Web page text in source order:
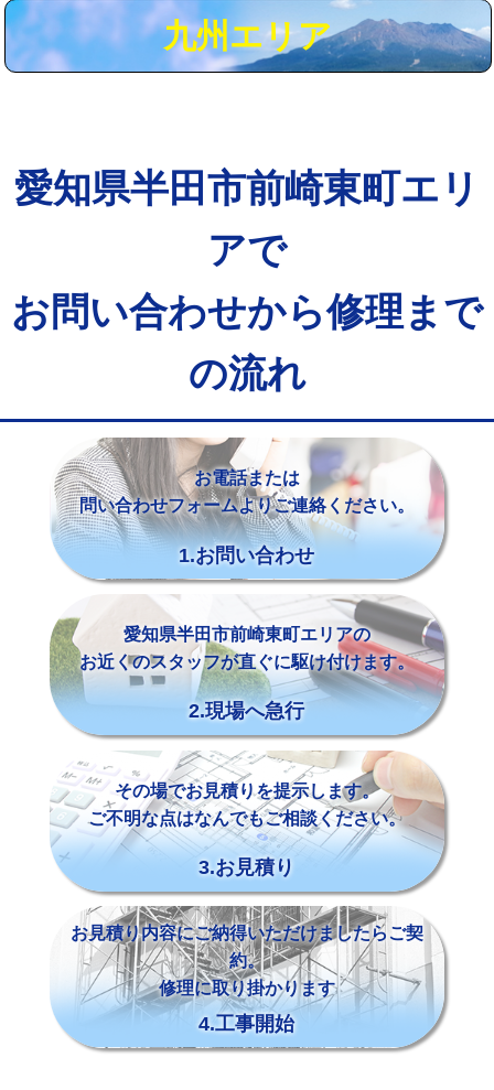
九州エリア
愛知県半田市前崎東町エリ
アで
お問い合わせから修理まで
の流れ
お電話または
問い合わせフォームよりご連絡ください。
1.お問い合わせ
愛知県半田市前崎東町エリアの
お近くのスタッフが直ぐに駆け付けます。
2.現場へ急行
その場でお見積りを提示します。
ご不明な点はなんでもご相談ください。
3.お見積り
お見積り内容にご納得いただけましたらご契
約。
修理に取り掛かります
4.工事開始